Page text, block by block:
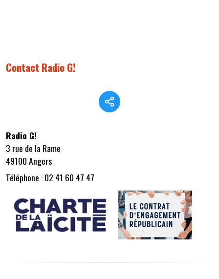
Contact Radio G!
Radio G!
3 rue de la Rame
49100 Angers
Téléphone : 02 41 60 47 47